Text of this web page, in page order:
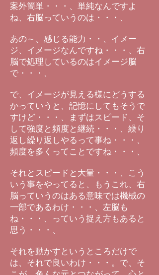
案外簡単・・・、単純なんですよ
ね、右脳っていうのは・・・、
あの～、感じる能力・・、イメー
ジ、イメージなんですね・・・、右
脳で処理しているのはイメージ脳
で・・・、
で、イメージが見える様にどうする
かっていうと、記憶にしてもそうで
すけど・・・、まずはスピード、そ
して強度と頻度と継続・・・、繰り
返し繰り返しやるって事ね・・・、
頻度を多くってことですね・・・、
それとスピードと大量・・・、こう
いう事をやってると、もうこれ、右
脳っていうのはある意味では機械の
一部であるわけ・・・、左脳も
ね・・・、っていう捉え方もあると
思う・・・、
それを動かすというところだけで
は、それで良いわけ・・・。で、そ